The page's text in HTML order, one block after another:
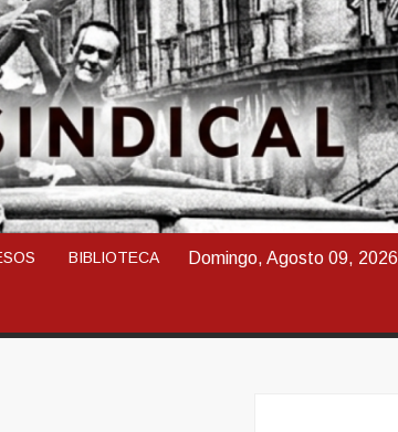
TRABAJO
BIBLIOTECA Domingo, Agosto 09, 2026